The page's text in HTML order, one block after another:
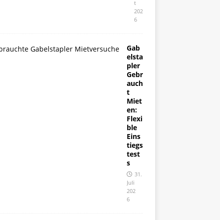
t
202
6
Gab
elsta
pler
Gebr
auch
t
Miet
en:
Flexi
ble
Eins
tiegs
test
s
31.
Juli
202
6